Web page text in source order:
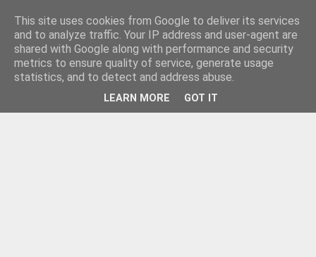
This site uses cookies from Google to deliver its services
and to analyze traffic. Your IP address and user-agent are
shared with Google along with performance and security
metrics to ensure quality of service, generate usage
statistics, and to detect and address abuse.
LEARN MORE GOT IT